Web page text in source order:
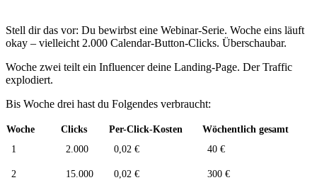
Stell dir das vor: Du bewirbst eine Webinar-Serie. Woche eins läuft
okay – vielleicht 2.000 Calendar-Button-Clicks. Überschaubar.
Woche zwei teilt ein Influencer deine Landing-Page. Der Traffic
explodiert.
Bis Woche drei hast du Folgendes verbraucht:
Woche Clicks Per-Click-Kosten
Wöchentlich gesamt
1
2.000 0,02 € 40 €
2 15.000 0,02 € 300 €